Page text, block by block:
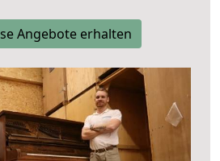
Angebote erhalten